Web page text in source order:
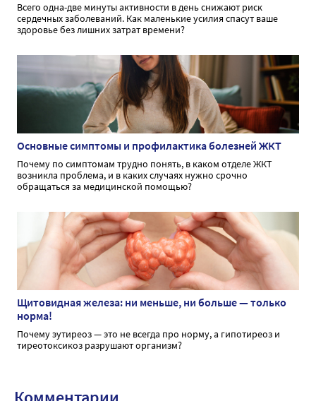
Всего одна-две минуты активности в день снижают риск
сердечных заболеваний. Как маленькие усилия спасут ваше
здоровье без лишних затрат времени?
Основные симптомы и профилактика болезней ЖКТ
Почему по симптомам трудно понять, в каком отделе ЖКТ
возникла проблема, и в каких случаях нужно срочно
обращаться за медицинской помощью?
Щитовидная железа: ни меньше, ни больше — только
норма!
Почему эутиреоз — это не всегда про норму, а гипотиреоз и
тиреотоксикоз разрушают организм?